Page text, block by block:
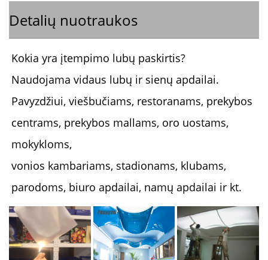
Detalių nuotraukos
Kokia yra įtempimo lubų paskirtis?
Naudojama vidaus lubų ir sienų apdailai.
Pavyzdžiui, viešbučiams, restoranams, prekybos
centrams, prekybos mallams, oro uostams,
mokykloms,
vonios kambariams, stadionams, klubams,
parodoms, biuro apdailai, namų apdailai ir kt.